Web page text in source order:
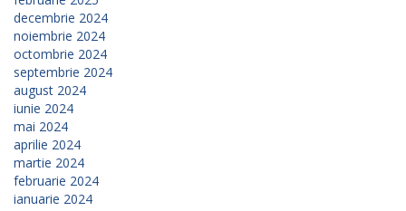
decembrie 2024
noiembrie 2024
octombrie 2024
septembrie 2024
august 2024
iunie 2024
mai 2024
aprilie 2024
martie 2024
februarie 2024
ianuarie 2024